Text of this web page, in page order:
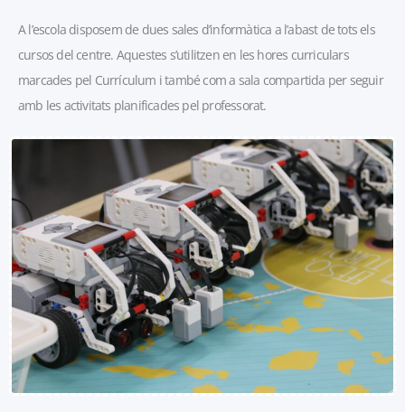
A l’escola disposem de dues sales d’informàtica a l’abast de tots els
cursos del centre. Aquestes s’utilitzen en les hores curriculars
marcades pel Currículum i també com a sala compartida per seguir
amb les activitats planificades pel professorat.